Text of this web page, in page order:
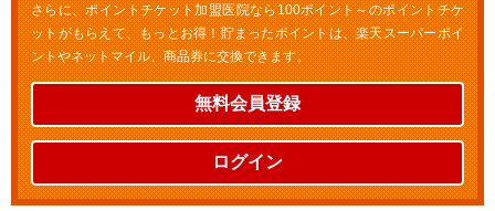
さらに、ポイントチケット加盟医院なら100ポイント～のポイントチケ
ットがもらえて、もっとお得！貯まったポイントは、楽天スーパーポイ
ントやネットマイル、商品券に交換できます。
無料会員登録
ログイン